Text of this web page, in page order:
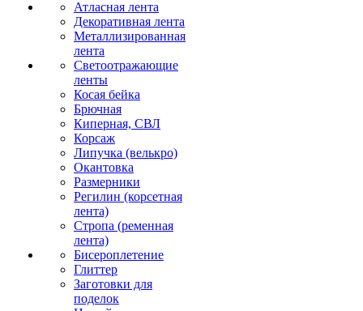
Атласная лента
Декоративная лента
Металлизированная
лента
Светоотражающие
ленты
Косая бейка
Брючная
Киперная, СВЛ
Корсаж
Липучка (велькро)
Окантовка
Размерники
Регилин (корсетная
лента)
Стропа (ременная
лента)
Бисероплетение
Глиттер
Заготовки для
поделок